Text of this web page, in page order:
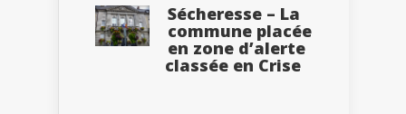
Sécheresse – La
commune placée
en zone d’alerte
classée en Crise